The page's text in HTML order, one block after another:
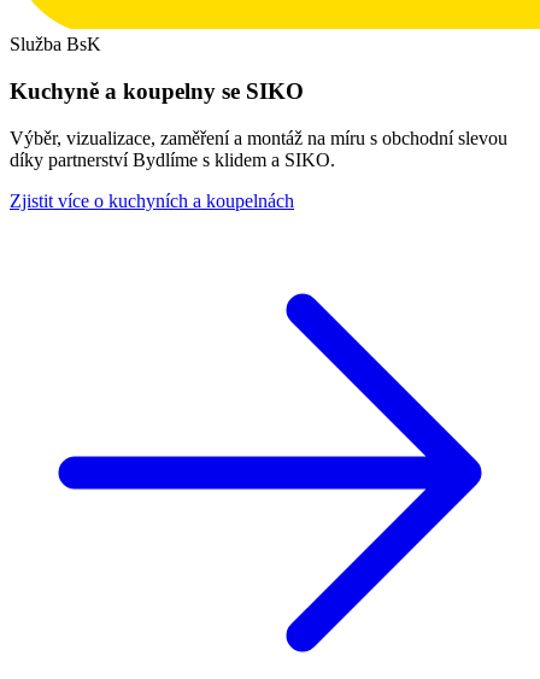
Služba BsK
Kuchyně a koupelny se SIKO
Výběr, vizualizace, zaměření a montáž na míru s obchodní slevou
díky partnerství Bydlíme s klidem a SIKO.
Zjistit více o kuchyních a koupelnách